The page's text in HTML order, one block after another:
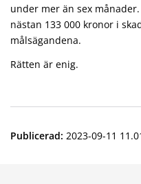
under mer än sex
nästan 133 000 kronor i
målsägandena.
Rätten är enig.
Publicerad: 2023-09-11